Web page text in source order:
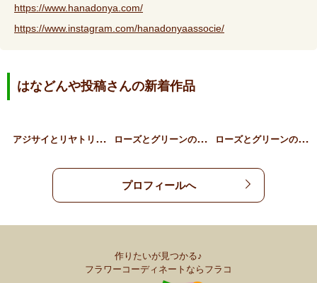
https://www.hanadonya.com/
https://www.instagram.com/hanadonyaassocie/
はなどんや投稿さんの新着作品
ア
ジサイとリヤトリス、草花… ロ
ーズとグリーンのギフトア… ロ
ーズとグリーンのスタンデ…
プロフィールへ
作りたいが見つかる♪
フラワーコーディネートならフラコ